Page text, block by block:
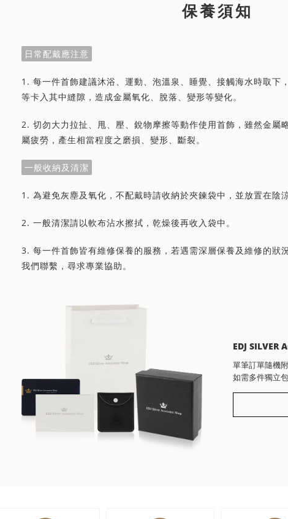
保養須知
日常配戴應注意
1. 每一件首飾建議沐浴、運動、泡溫泉、睡覺、接觸海水時取下
等卡入其中縫隙，造成金屬氧化、脫落、變形等變化。
2. 切勿大力拉扯、甩、壓、銳物摩擦等動作使用首飾，雖然金屬
屬疲勞，產生相當程度之磨損、變形、斷裂。
一般收納及清潔
1. 為避免灰塵及氧化，不配戴時請收納於夾鍊袋中，並放置在陰涼
2. 一般清潔請以軟布沾水擦拭，乾燥後再收入袋中。
3. 每一件首飾皆有維修保養的服務，若遇需深層保養及維修的狀
我們聯繫，尋求專業協助。
EDJ SILVER
單筆訂單隨機
如需多件獨立